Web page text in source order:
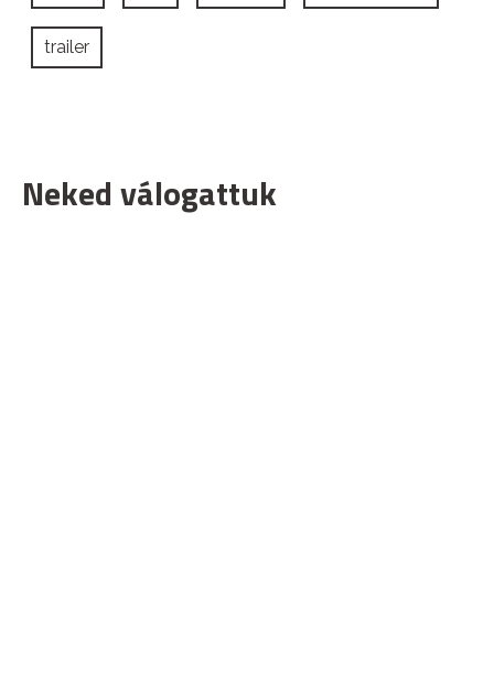
trailer
Neked válogattuk